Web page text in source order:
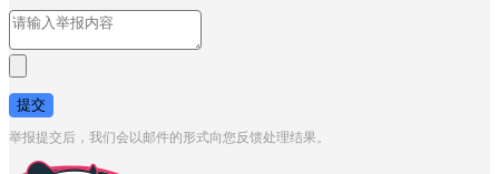
提交
举报提交后，我们会以邮件的形式向您反馈处理结果。